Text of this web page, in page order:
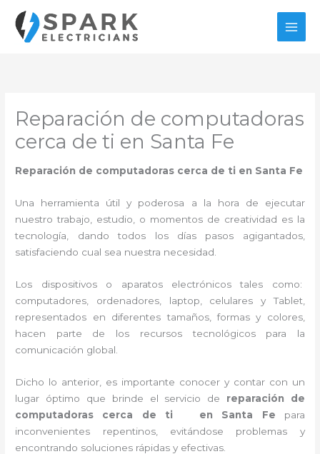
contenido
Reparación de computadoras
cerca de ti en Santa Fe
Reparación de computadoras cerca de ti en Santa Fe
Una herramienta útil y poderosa a la hora de ejecutar
nuestro trabajo, estudio, o momentos de creatividad es la
tecnología, dando todos los días pasos agigantados,
satisfaciendo cual sea nuestra necesidad.
Los dispositivos o aparatos electrónicos tales como:
computadores, ordenadores, laptop, celulares y Tablet,
representados en diferentes tamaños, formas y colores,
hacen parte de los recursos tecnológicos para la
comunicación global.
Dicho lo anterior, es importante conocer y contar con un
lugar óptimo que brinde el servicio de reparación de
computadoras cerca de ti en Santa Fe para
inconvenientes repentinos, evitándose problemas y
encontrando soluciones rápidas y efectivas.